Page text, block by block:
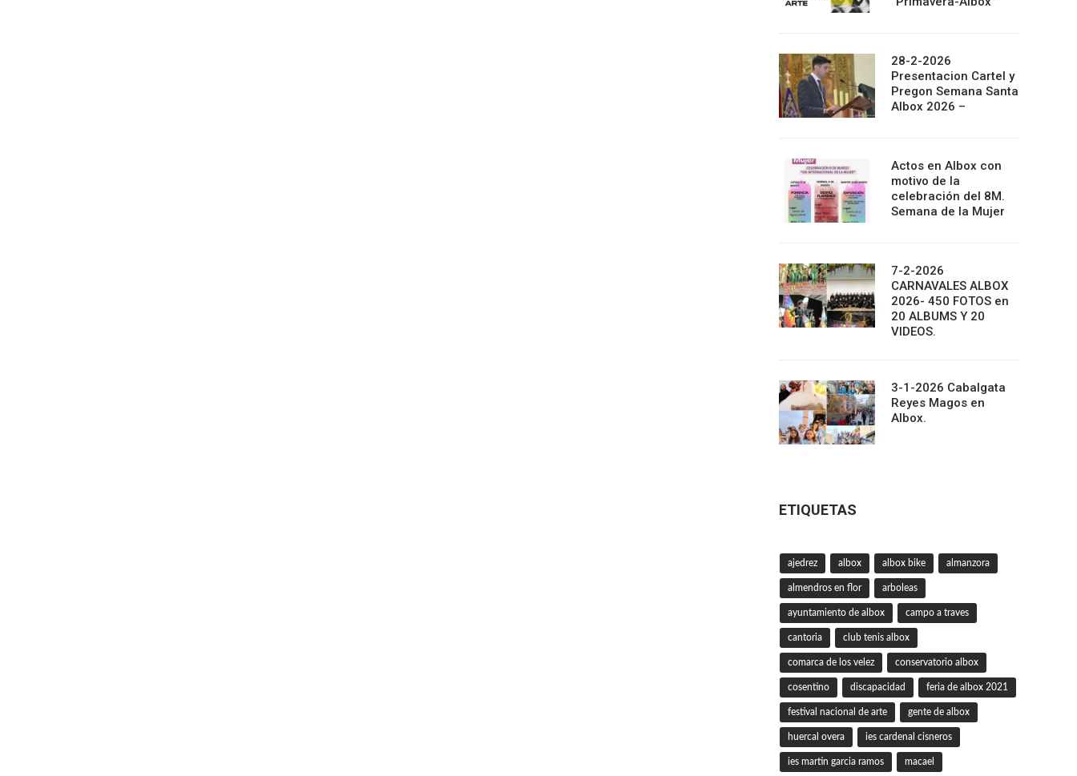
28-2-2026
Presentacion Cartel y
Pregon Semana Santa
Albox 2026 –
Actos en Albox con
motivo de la
celebración del 8M.
Semana de la Mujer
7-2-2026
CARNAVALES ALBOX
2026- 450 FOTOS en
20 ALBUMS Y 20
VIDEOS.
3-1-2026 Cabalgata
Reyes Magos en
Albox.
ETIQUETAS
ajedrez albox albox bike almanzora
almendros en flor arboleas
ayuntamiento de albox campo a traves
cantoria club tenis albox
comarca de los velez conservatorio albox
cosentino discapacidad feria de albox 2021
festival nacional de arte gente de albox
huercal overa ies cardenal cisneros
ies martin garcia ramos macael